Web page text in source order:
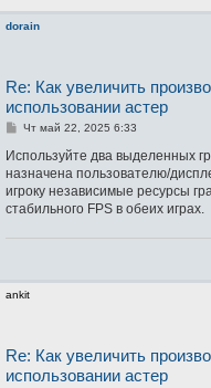
dorain
Re: Как увеличить
использовании астер
С
о
щ
е
н
Чт май 22, 2025 6:33
Используйте два выделенных
назначена пользователю/
игроку независимые ресурсы
стабильного FPS в обеих играх.
ankit
Re: Как увеличить
использовании астер